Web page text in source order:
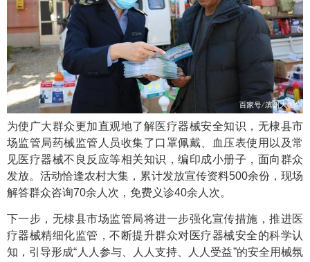
为使广大群众更加直观地了解医疗器械安全知识，无棣县市
场监管局药械监管人员收集了口罩佩戴、血压表使用以及常
见医疗器械不良反应等相关知识，编印成小册子，面向群众
发放。活动恰逢农村大集，累计发放宣传资料500余份，现场
解答群众咨询70余人次，免费义诊40余人次。
下一步，无棣县市场监管局将进一步强化宣传措施，推进医
疗器械精细化监管，不断提升群众对医疗器械安全的科学认
知，引导形成“人人参与、人人支持、人人受益”的安全用械氛